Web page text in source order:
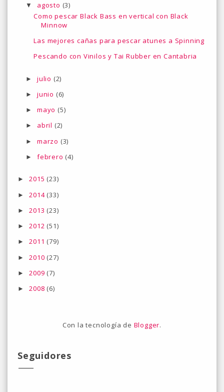
▼ agosto (3)
Como pescar Black Bass en vertical con Black
Minnow
Las mejores cañas para pescar atunes a Spinning
Pescando con Vinilos y Tai Rubber en Cantabria
► julio (2)
► junio (6)
► mayo (5)
► abril (2)
► marzo (3)
► febrero (4)
►2015 (23)
►2014 (33)
►2013 (23)
►2012 (51)
►2011 (79)
►2010 (27)
►2009 (7)
►2008 (6)
Con la tecnología de Blogger.
Seguidores